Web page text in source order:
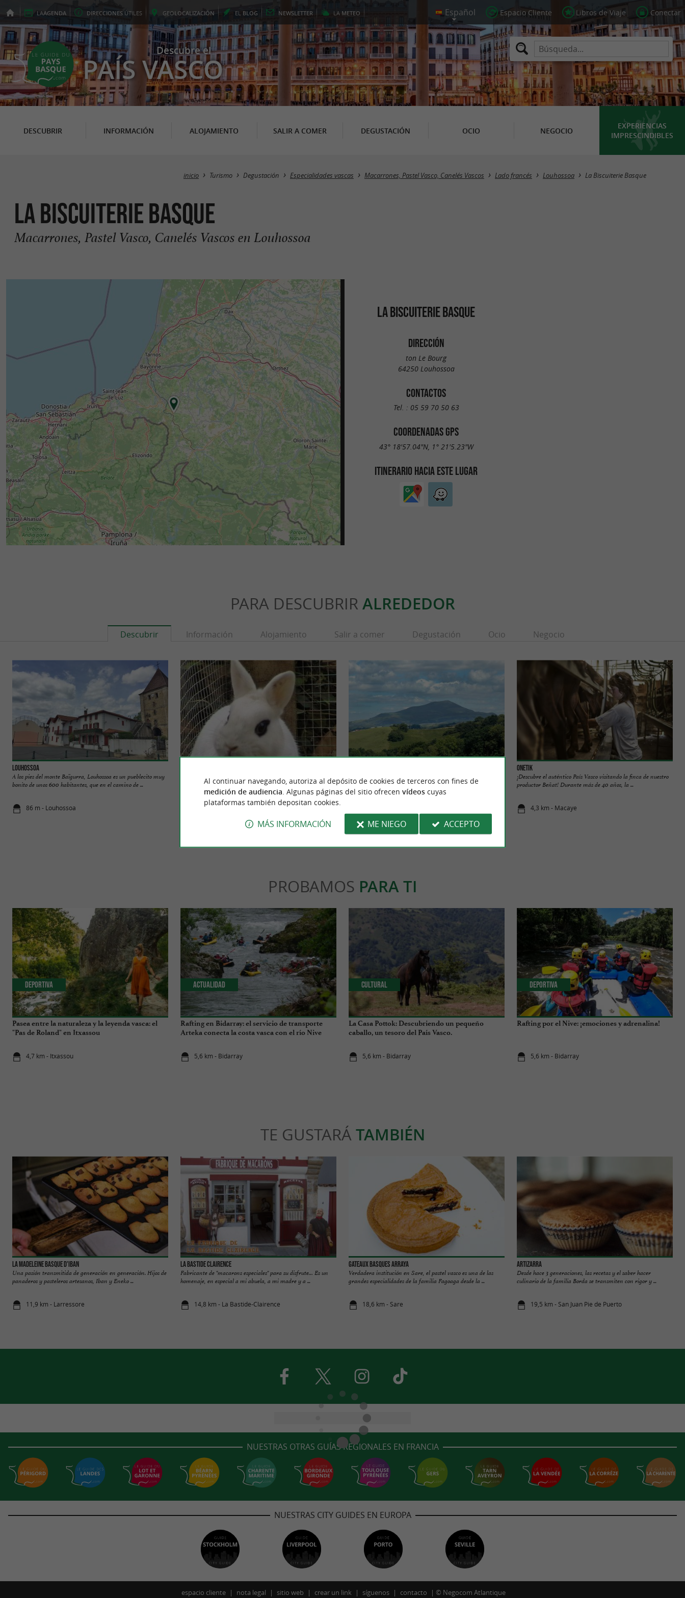
LAAGENDA DIRECCIONES ÚTILES GEOLOCALIZACIÓN EL BLOG NEWSLETTER LA METEO Espacio Cliente Libros de Viaje Conectar
Descubre el
PAÍS VASCO
DESCUBRIR INFORMACIÓN ALOJAMIENTO SALIR A COMER DEGUSTACIÓN OCIO NEGOCIO
EXPERIENCIAS
IMPRESCINDIBLES
inicio Turismo Degustación Especialidades vascas Macarrones, Pastel Vasco, Canelés Vascos Lado francés Louhossoa La Biscuiterie Basque
La Biscuiterie Basque
Macarrones, Pastel Vasco, Canelés Vascos en Louhossoa
LA BISCUITERIE BASQUE
DIRECCIÓN
ton Le Bourg
64250 Louhossoa
CONTACTOS
Tel. : 05 59 70 50 63
COORDENADAS GPS
43° 18'57.04"N, 1° 21'5.23"W
ITINERARIO HACIA ESTE LUGAR
PARA DESCUBRIR ALREDEDOR
Descubrir Información Alojamiento Salir a comer Degustación Ocio Negocio
Louhossoa
A los pies del monte Baïgurra, Louhossoa es un pueblecito muy
bonito de unos 600 habitantes, que en el camino de ...
86 m - Louhossoa
¡Descubrir las diferentes razas de conejos y cobayas en un
entorno idílico es posible! Muy por encima de ITXASSOU ...
1,2 km - Itxassou
El monte Ursuya es una pequeña montaña a menos de 700
metros sobre el nivel del mar, ubicada en la localidad de ...
Onetik
¡Descubre el auténtico País Vasco visitando la finca de nuestro
productor Beñat! Durante más de 40 años, la ...
4,3 km - Macaye
PROBAMOS PARA TI
Pasea entre la naturaleza y la leyenda vasca: el
"Pas de Roland" en Itxassou
4,7 km - Itxassou
Deportiva
Rafting en Bidarray: el servicio de transporte
Arteka conecta la costa vasca con el río Nive
5,6 km - Bidarray
Actualidad
La Casa Pottok: Descubriendo un pequeño
caballo, un tesoro del País Vasco.
5,6 km - Bidarray
Cultural
Rafting por el Nive: ¡emociones y adrenalina!
5,6 km - Bidarray
Deportiva
TE GUSTARÁTAMBIÉN
LA MADELEINE BASQUE D'IBAN
Una pasión transmitida de generación en generación. Hijos de
panaderos y pasteleros artesanos, Iban y Eneko ...
11,9 km - Larressore
La Bastide Clairence
Fabricante de "macarons especiales" para su disfrute… Es un
homenaje, en especial a mi abuela, a mi madre y a ...
14,8 km - La Bastide-Clairence
Gateaux Basques Arraya
Verdadera institución en Sare, el pastel vasco es una de las
grandes especialidades de la familia Fagoaga desde la ...
18,6 km - Sare
Artizarra
Desde hace 3 generaciones, las recetas y el saber hacer
culinario de la familia Borda se transmiten con rigor y ...
19,5 km - San Juan Pie de Puerto
NUESTRAS OTRAS GUÍAS REGIONALES EN FRANCIA
NUESTRAS CITY GUIDES EN EUROPA
espacio cliente nota legal sitio web crear un link síguenos contacto © Negocom Atlantique
Al continuar navegando, autoriza al depósito de cookies de terceros con fines de
medición de audiencia . Algunas páginas del sitio ofrecen vídeoscuyas
plataformas también depositan cookies.
MÁS INFORMACIÓN ME NIEGO ACCEPTO